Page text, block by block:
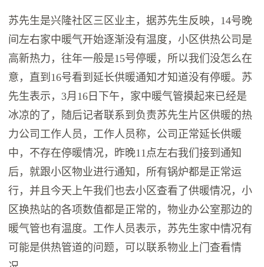
苏先生是兴隆社区三区业主，据苏先生反映，14号晚
间左右家中暖气开始逐渐没有温度，小区供热公司是
高新热力，往年一般是15号停暖，所以我们没怎么在
意，直到16号看到延长供暖通知才知道没有停暖。苏
先生表示，3月16日下午，家中暖气管摸起来已经是
冰凉的了，随后记者联系到负责苏先生片区供暖的热
力公司工作人员，工作人员称，公司正常延长供暖
中，不存在停暖情况，昨晚11点左右我们接到通知
后，就跟小区物业进行通知，所有锅炉都是正常运
行，并且今天上午我们也去小区查看了供暖情况，小
区换热站的各项数值都是正常的，物业办公室那边的
暖气管也有温度。工作人员表示，苏先生家中情况有
可能是供热管道的问题，可以联系物业上门查看情